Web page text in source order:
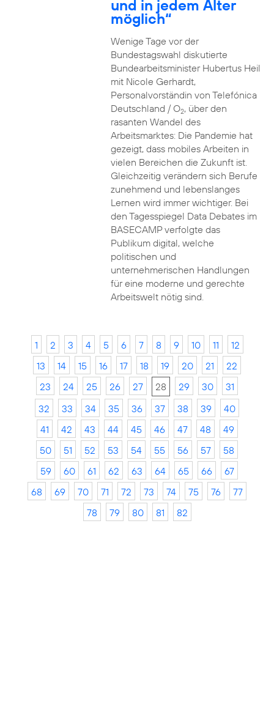
und in jedem Alter
möglich“
Wenige Tage vor der
Bundestagswahl diskutierte
Bundearbeitsminister Hubertus Heil
mit Nicole Gerhardt,
Personalvorständin von Telefónica
Deutschland / O2, über den
rasanten Wandel des
Arbeitsmarktes: Die Pandemie hat
gezeigt, dass mobiles Arbeiten in
vielen Bereichen die Zukunft ist.
Gleichzeitig verändern sich Berufe
zunehmend und lebenslanges
Lernen wird immer wichtiger. Bei
den Tagesspiegel Data Debates im
BASECAMP verfolgte das
Publikum digital, welche
politischen und
unternehmerischen Handlungen
für eine moderne und gerechte
Arbeitswelt nötig sind.
1 2 3 4 5 6 7 8 9 10 11
12
13
14 15 16 17 18 19 20 21
22
23
24 25 26 27 28 29 30
31
32
33 34 35 36 37 38 39
40
41
42 43 44 45 46 47 48
49
50
51 52 53 54 55 56 57
58
59
60 61 62 63 64 65 66
67
68
69 70 71 72 73 74 75 76
77
78
79 80 81 82